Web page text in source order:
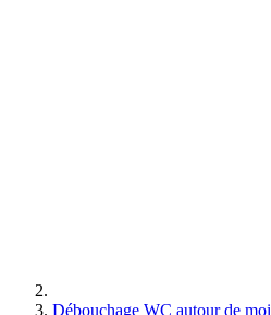
Débouchage WC autour de moi